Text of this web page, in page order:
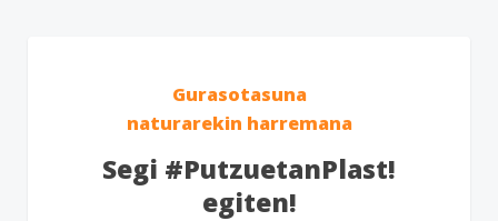
Gurasotasuna
naturarekin harremana
Segi #PutzuetanPlast!
egiten!